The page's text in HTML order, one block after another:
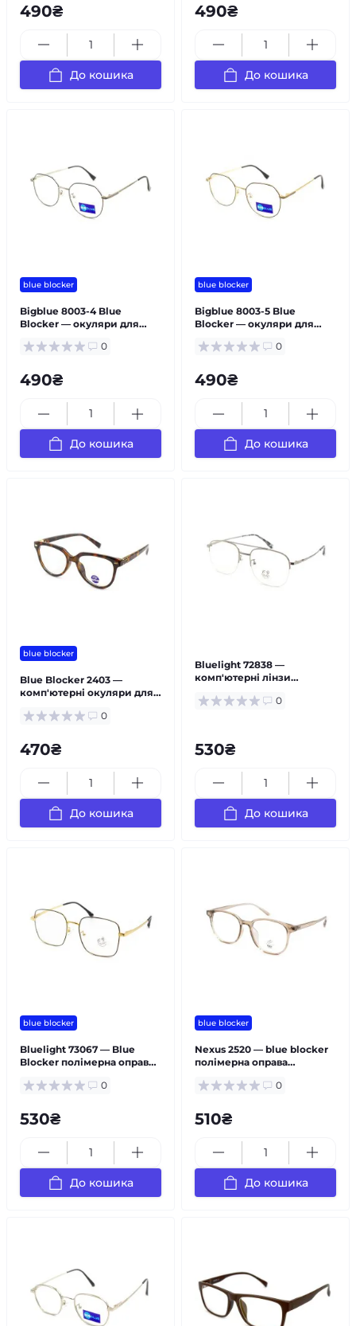
490₴
До кошика
490₴
До кошика
blue blocker
Bigblue 8003-4 Blue
Blocker — окуляри для
0
490₴
До кошика
blue blocker
Bigblue 8003-5 Blue
Blocker — окуляри для
0
490₴
До кошика
blue blocker
Blue Blocker 2403 —
комп'ютерні окуляри для
0
470₴
До кошика
Bluelight 72838 —
комп'ютерні лінзи
0
530₴
До кошика
blue blocker
Bluelight 73067 — Blue
Blocker полімерна оправа
0
530₴
До кошика
blue blocker
Nexus 2520 — blue blocker
полімерна оправа
0
510₴
До кошика